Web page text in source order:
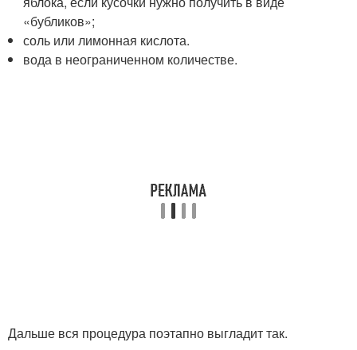
«бубликов»;
соль или лимонная кислота.
вода в неограниченном количестве.
Дальше вся процедура поэтапно выгладит так.